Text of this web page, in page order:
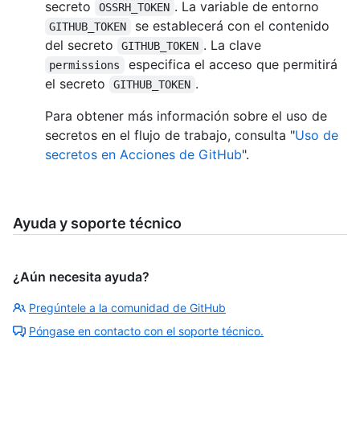
secreto
OSSRH_TOKEN . La variable de entorno
GITHUB_TOKEN
se establecerá con el contenido
del secreto
GITHUB_TOKEN . La clave
permissions
especifica el acceso que permitirá
el secreto
GITHUB_TOKEN .
Para obtener más información sobre el uso de
secretos en el flujo de trabajo, consulta "Uso de
secretos en Acciones de GitHub".
Ayuda y soporte técnico
¿Aún necesita ayuda?
Pregúntele a la comunidad de GitHub
Póngase en contacto con el soporte técnico.